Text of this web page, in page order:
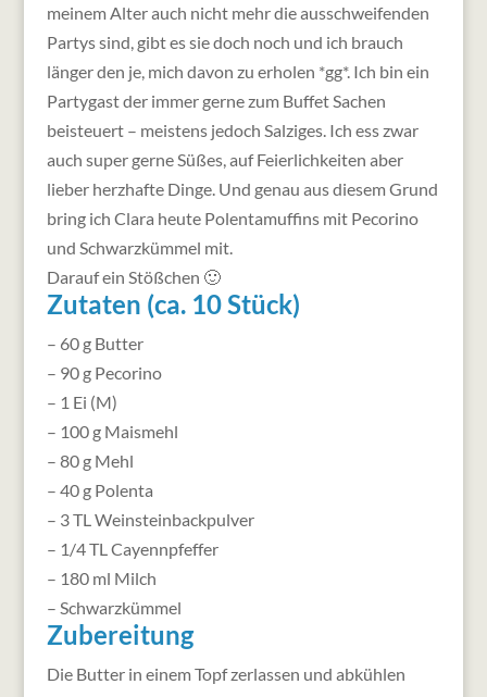
meinem Alter auch nicht mehr die ausschweifenden
Partys sind, gibt es sie doch noch und ich brauch
länger den je, mich davon zu erholen *gg*. Ich bin ein
Partygast der immer gerne zum Buffet Sachen
beisteuert – meistens jedoch Salziges. Ich ess zwar
auch super gerne Süßes, auf Feierlichkeiten aber
lieber herzhafte Dinge. Und genau aus diesem Grund
bring ich Clara heute Polentamuffins mit Pecorino
und Schwarzkümmel mit.
Darauf ein Stößchen 🙂
Zutaten (ca. 10 Stück)
– 60 g Butter
– 90 g Pecorino
– 1 Ei (M)
– 100 g Maismehl
– 80 g Mehl
– 40 g Polenta
– 3 TL Weinsteinbackpulver
– 1/4 TL Cayennpfeffer
– 180 ml Milch
– Schwarzkümmel
Zubereitung
Die Butter in einem Topf zerlassen und abkühlen